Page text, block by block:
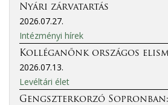
Nyári zárvatartás
2026.07.27.
Intézményi hírek
Kolléganőnk országos
2026.07.13.
Levéltári élet
Gengszterkorzó